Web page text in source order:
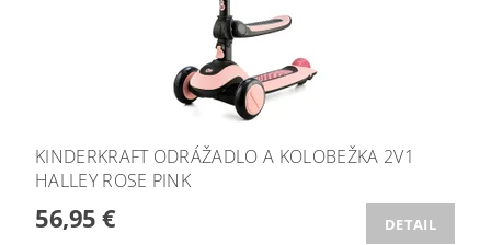
KINDERKRAFT ODRÁŽADLO A KOLOBEŽKA 2V1
HALLEY ROSE PINK
56,95 € DETAIL